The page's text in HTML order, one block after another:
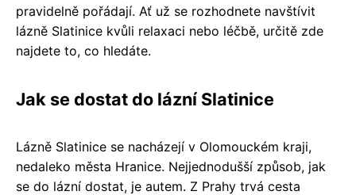
pravidelně pořádají. Ať už se rozhodnete navštívit
lázně Slatinice kvůli relaxaci nebo léčbě, určitě zde
najdete to, co hledáte.
Jak se dostat do lázní Slatinice
Lázně Slatinice se nacházejí v Olomouckém kraji,
nedaleko města Hranice. Nejjednodušší způsob, jak
se do lázní dostat, je autem. Z Prahy trvá cesta